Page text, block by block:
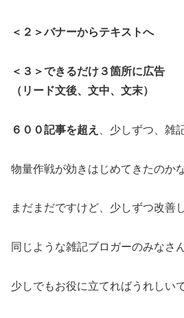
＜２＞バナーからテキストへ
＜３＞できるだけ３箇所に広告
（リード文後、文中、文末）
６００記事を超え 、少しずつ、雑
物量作戦が効きはじめてきたのか
まだまだですけど、少しずつ改善
同じような雑記ブロガーのみなさ
少しでもお役に立てればうれしいで